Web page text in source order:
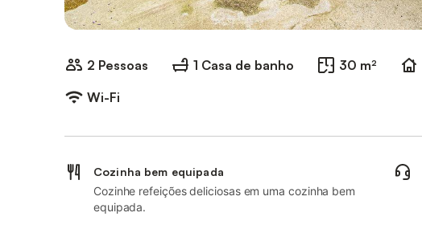
2 Pessoas 1 Casa de banho 30 m²
Wi-Fi
Cozinha bem equipada
Cozinhe refeições deliciosas em uma cozinha bem
equipada.